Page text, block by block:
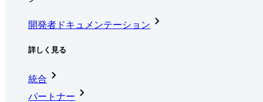
開発者ドキュメンテーション
詳しく見る
統合
パートナー